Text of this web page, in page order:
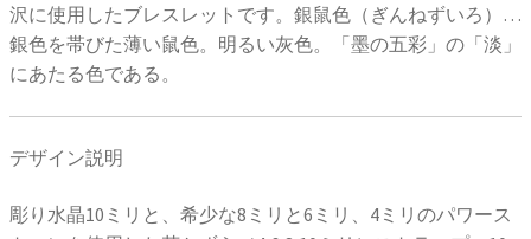
沢に使用したブレスレットです。銀鼠色（ぎんねずいろ）…
銀色を帯びた薄い鼠色。明るい灰色。「墨の五彩」の「淡」
にあたる色である。
デザイン説明
彫り水晶10ミリと、希少な8ミリと6ミリ、4ミリのパワース